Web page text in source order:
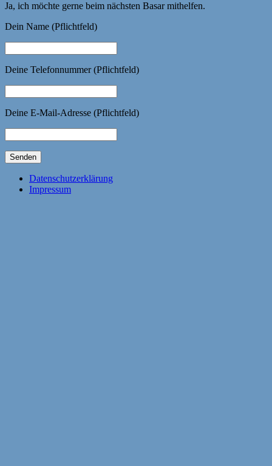
Ja, ich möchte gerne beim nächsten Basar mithelfen.
Dein Name (Pflichtfeld)
Deine Telefonnummer (Pflichtfeld)
Deine E-Mail-Adresse (Pflichtfeld)
Datenschutzerklärung
Impressum